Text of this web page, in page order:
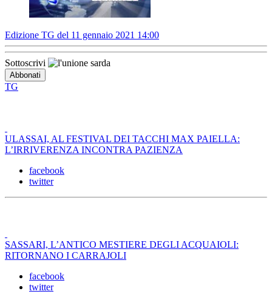
Edizione TG del 11 gennaio 2021 14:00
Sottoscrivi
TG
ULASSAI, AL FESTIVAL DEI TACCHI MAX PAIELLA:
L’IRRIVERENZA INCONTRA PAZIENZA
facebook
twitter
SASSARI, L’ANTICO MESTIERE DEGLI ACQUAIOLI:
RITORNANO I CARRAJOLI
facebook
twitter